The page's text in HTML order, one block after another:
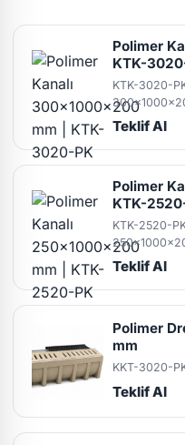
Polimer
KTK-
KTK-3020-
Teklif Al
Polimer
KTK-
KTK-2520-
Teklif Al
Polimer
mm
KKT-3020-
Teklif Al